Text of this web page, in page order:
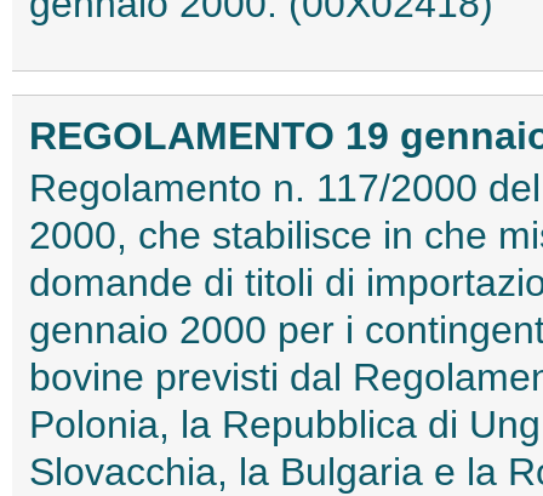
REGOLAMENTO 19
Regolamento n. 117/2000
2000, che stabilisce in che
domande di titoli di
gennaio 2000 per i
bovine previsti dal
Polonia, la Repubblica di
Slovacchia, la Bulgaria e la